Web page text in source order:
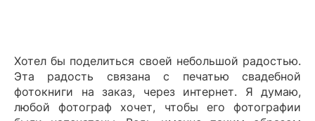
Хотел бы поделиться своей небольшой радостью.
Эта радость связана с печатью свадебной
фотокниги на заказ, через интернет. Я думаю,
любой фотограф хочет, чтобы его фотографии